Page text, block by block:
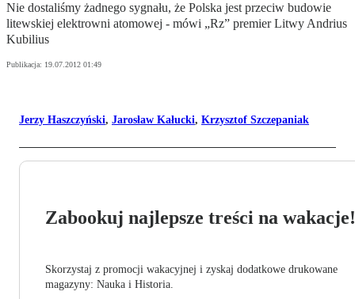
Nie dostaliśmy żadnego sygnału, że Polska jest przeciw budowie
litewskiej elektrowni atomowej - mówi „Rz” premier Litwy Andrius
Kubilius
Publikacja: 19.07.2012 01:49
Jerzy Haszczyński, Jarosław Kałucki, Krzysztof Szczepaniak
Zabookuj najlepsze treści na wakacje!
Skorzystaj z promocji wakacyjnej i zyskaj dodatkowe drukowane
magazyny: Nauka i Historia.